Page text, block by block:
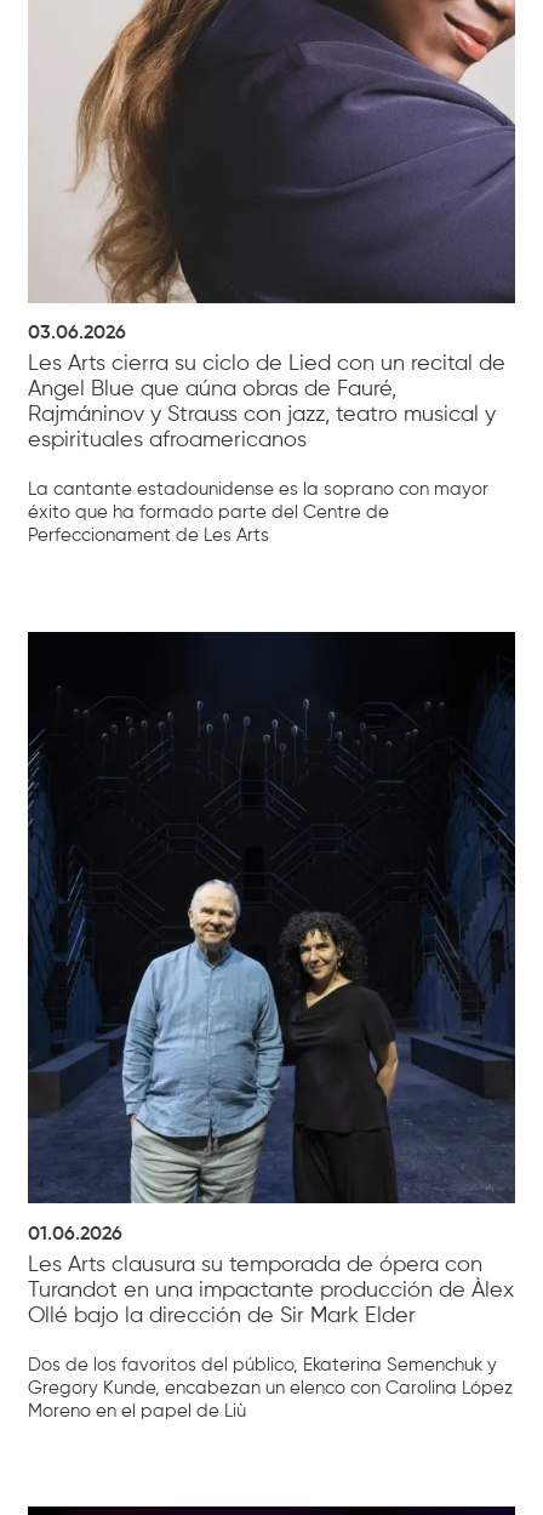
03.06.2026
Les Arts cierra su ciclo de Lied con un recital de
Angel Blue que aúna obras de Fauré,
Rajmáninov y Strauss con jazz, teatro musical y
espirituales afroamericanos
La cantante estadounidense es la soprano con mayor
éxito que ha formado parte del Centre de
Perfeccionament de Les Arts
01.06.2026
Les Arts clausura su temporada de ópera con
Turandot en una impactante producción de Àlex
Ollé bajo la dirección de Sir Mark Elder
Dos de los favoritos del público, Ekaterina Semenchuk y
Gregory Kunde, encabezan un elenco con Carolina López
Moreno en el papel de Liù